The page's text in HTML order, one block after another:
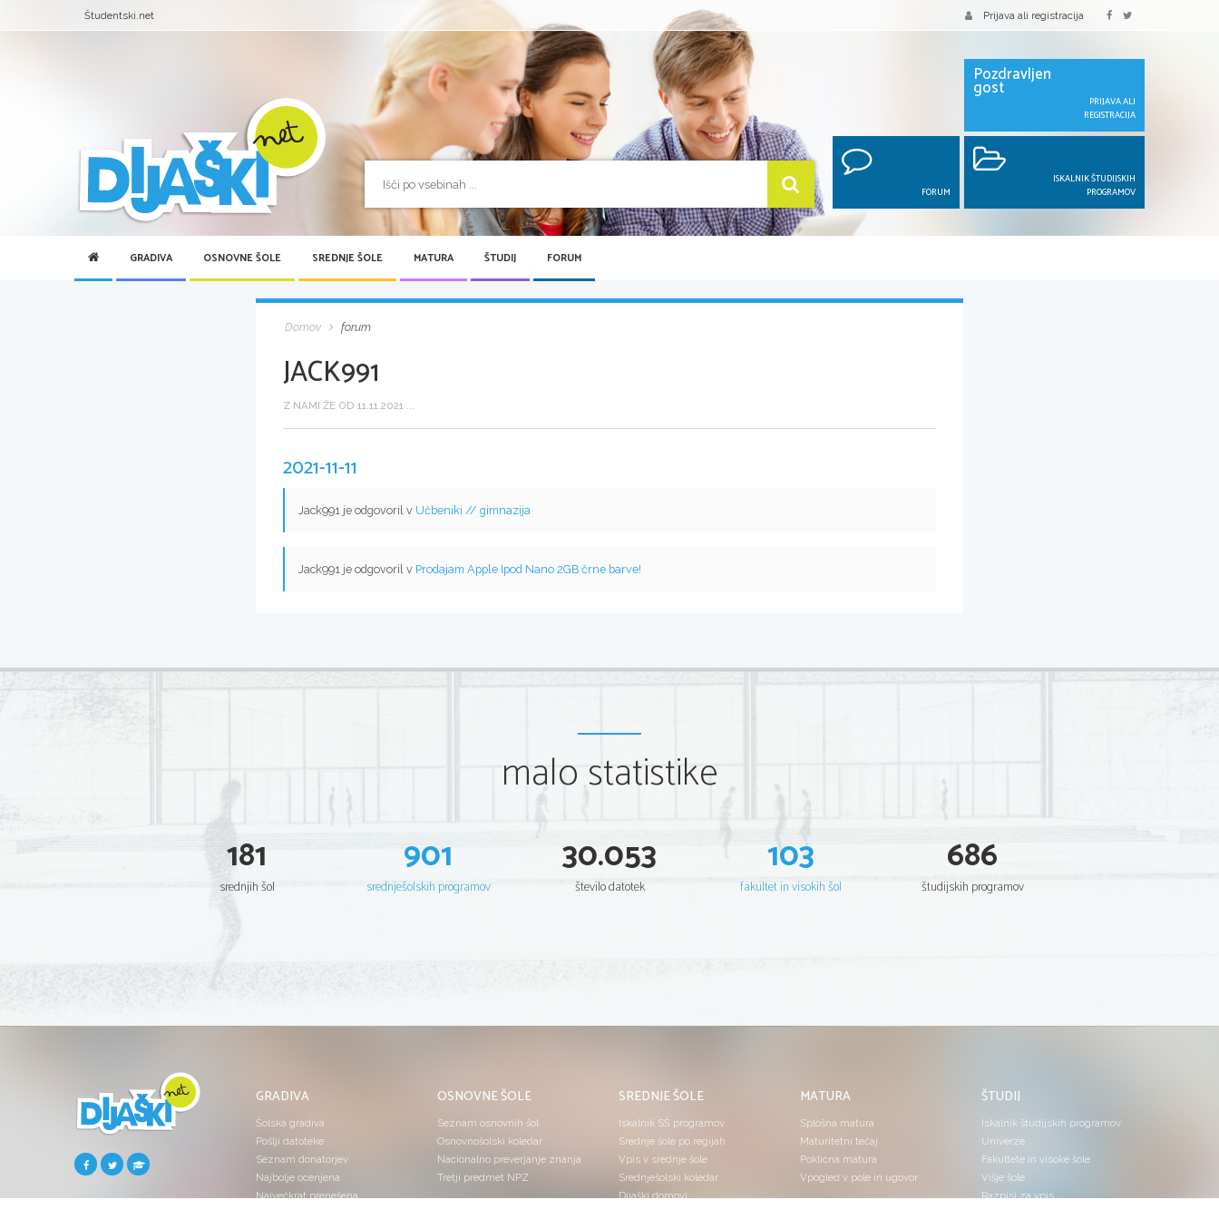
Študentski.net Prijava ali registracija
Pozdravljen
gost
PRIJAVA ALI
REGISTRACIJA
FORUM
ISKALNIK ŠTUDIJSKIH
PROGRAMOV
GRADIVA OSNOVNE ŠOLE SREDNJE ŠOLE MATURA ŠTUDIJ FORUM
Domov forum
JACK991
Z NAMI ŽE OD 11.11.2021 ...
2021-11-11
Jack991 je odgovoril v Učbeniki // gimnazija
Jack991 je odgovoril v Prodajam Apple Ipod Nano 2GB črne barve!
malo statistike
181
srednjih šol
901
srednješolskih programov
30.053
število datotek
103
fakultet in visokih šol
686
študijskih programov
GRADIVA
Šolska gradiva
Pošlji datoteke
Seznam donatorjev
Najbolje ocenjena
Največkrat prenešena
OSNOVNE ŠOLE
Seznam osnovnih šol
Osnovnošolski koledar
Nacionalno preverjanje znanja
Tretji predmet NPZ
SREDNJE ŠOLE
Iskalnik SŠ programov
Srednje šole po regijah
Vpis v srednje šole
Srednješolski koledar
Dijaški domovi
MATURA
Splošna matura
Maturitetni tečaj
Poklicna matura
Vpogled v pole in ugovor
ŠTUDIJ
Iskalnik študijskih programov
Univerze
Fakultete in visoke šole
Višje šole
Razpisi za vpis